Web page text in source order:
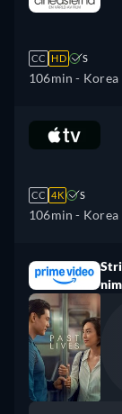
CC HD S
106min - Korea
CC 4K S
106min - Korea